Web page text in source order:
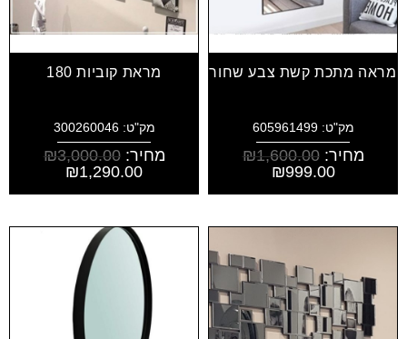
מראה מתכת קשת צבע שחור
מק"ט: 605961499
מחיר: ₪1,600.00
₪999.00
מראת קוביות 180
מק"ט: 300260046
מחיר: ₪3,000.00
₪1,290.00